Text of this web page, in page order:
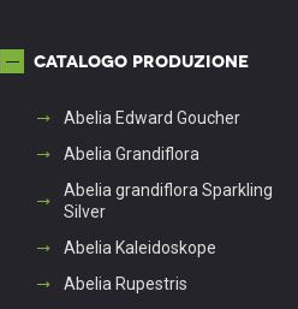
Catalogo produzione
Abelia Edward Goucher
Abelia Grandiflora
Abelia grandiflora Sparkling
Silver
Abelia Kaleidoskope
Abelia Rupestris